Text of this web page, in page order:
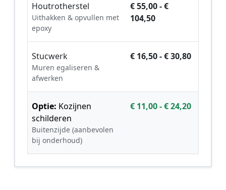
Houtrotherstel
Uithakken & opvullen met
epoxy
€ 55,00 - €
104,50
Stucwerk
Muren egaliseren &
afwerken
€ 16,50 - € 30,80
Optie: Kozijnen
schilderen
Buitenzijde (aanbevolen
bij onderhoud)
€ 11,00 - € 24,20